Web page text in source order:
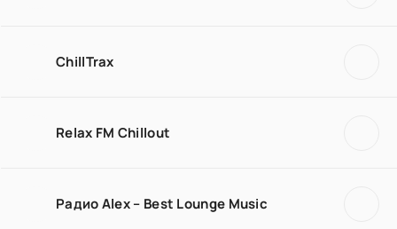
ChillTrax
Relax FM Chillout
Радио Alex – Best Lounge Music